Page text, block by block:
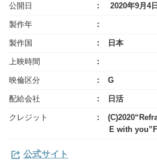
公開日 2020年9月4
製作年
製作国 日本
上映時間
映倫区分 G
配給会社 日活
クレジット
E with
公式サイト